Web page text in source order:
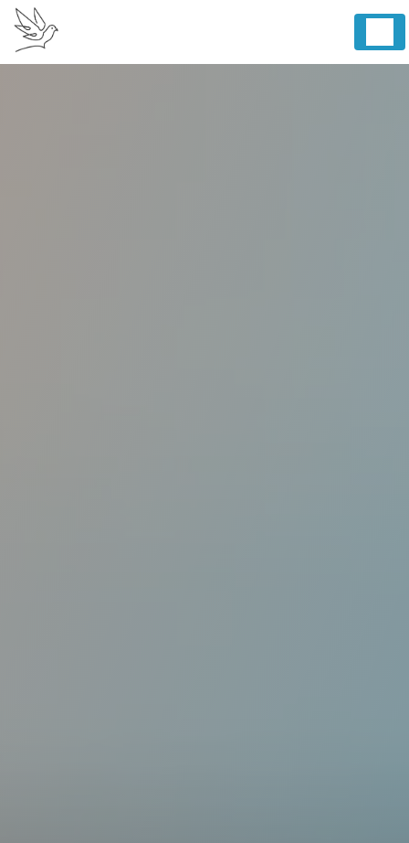
Panneau de gestion des cookies